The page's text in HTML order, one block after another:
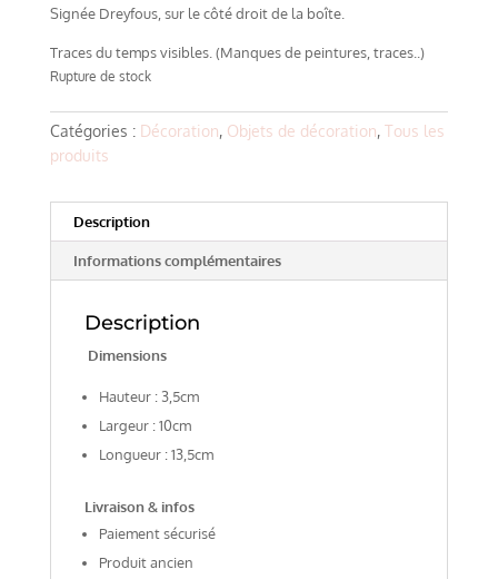
Signée Dreyfous, sur le côté droit de la boîte.
Traces du temps visibles. (Manques de peintures, traces..)
Rupture de stock
Catégories : Décoration, Objets de décoration, Tous les
produits
Description
Informations complémentaires
Description
Dimensions
Hauteur : 3,5cm
Largeur : 10cm
Longueur : 13,5cm
Livraison & infos
Paiement sécurisé
Produit ancien